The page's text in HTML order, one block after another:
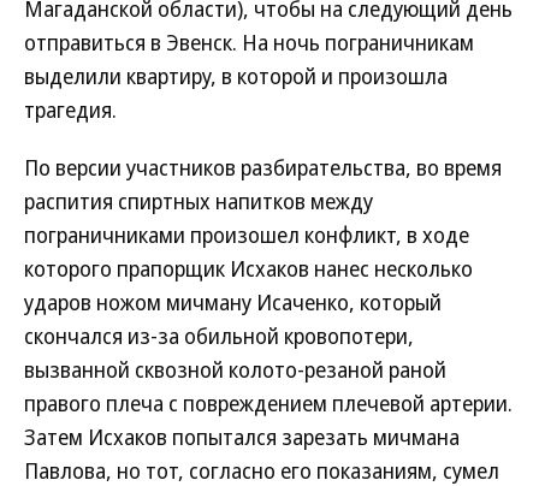
Магаданской области), чтобы на следующий день
отправиться в Эвенск. На ночь пограничникам
выделили квартиру, в которой и произошла
трагедия.
По версии участников разбирательства, во время
распития спиртных напитков между
пограничниками произошел конфликт, в ходе
которого прапорщик Исхаков нанес несколько
ударов ножом мичману Исаченко, который
скончался из-за обильной кровопотери,
вызванной сквозной колото-резаной раной
правого плеча с повреждением плечевой артерии.
Затем Исхаков попытался зарезать мичмана
Павлова, но тот, согласно его показаниям, сумел